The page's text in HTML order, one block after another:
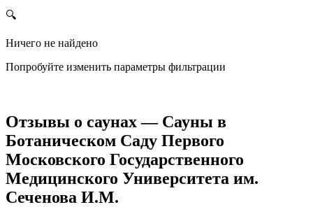
🔍
Ничего не найдено
Попробуйте изменить параметры фильтрации
Отзывы о саунах — Сауны в
Ботаническом Саду Первого
Московского Государственного
Медицинского Университета им.
Сеченова И.М.